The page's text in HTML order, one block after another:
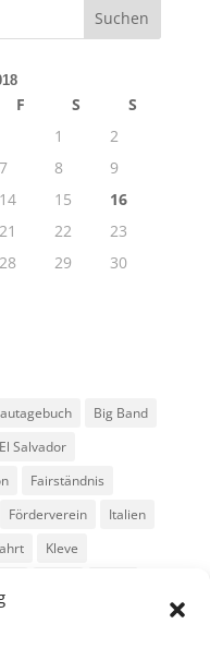
F S
S
1
2
7 8
9
14 15
16
21 22
23
28 29
30
Big Band
El Salvador
Fairständnis
Förderverein
Italien
Kleve